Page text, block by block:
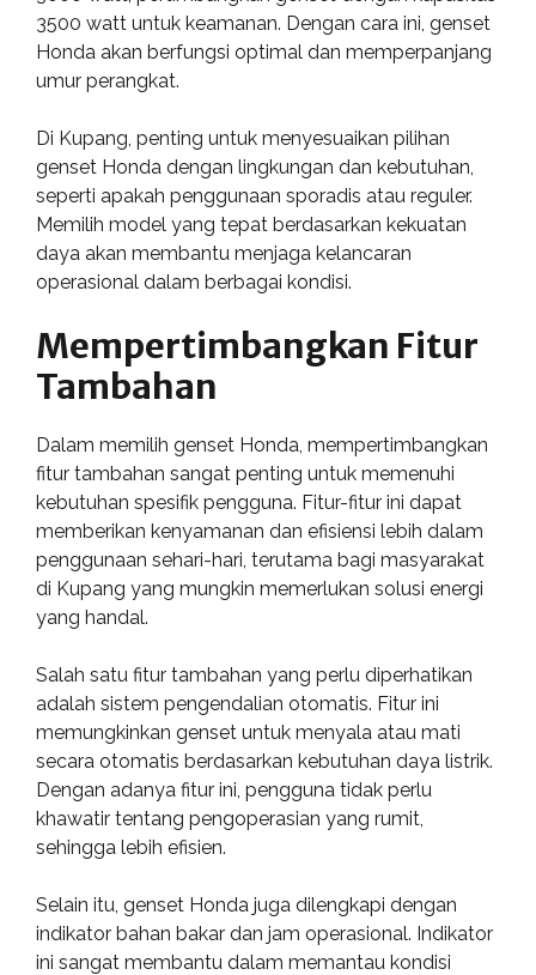
3500 watt untuk keamanan. Dengan cara ini, genset
Honda akan berfungsi optimal dan memperpanjang
umur perangkat.
Di Kupang, penting untuk menyesuaikan pilihan
genset Honda dengan lingkungan dan kebutuhan,
seperti apakah penggunaan sporadis atau reguler.
Memilih model yang tepat berdasarkan kekuatan
daya akan membantu menjaga kelancaran
operasional dalam berbagai kondisi.
Mempertimbangkan Fitur
Tambahan
Dalam memilih genset Honda, mempertimbangkan
fitur tambahan sangat penting untuk memenuhi
kebutuhan spesifik pengguna. Fitur-fitur ini dapat
memberikan kenyamanan dan efisiensi lebih dalam
penggunaan sehari-hari, terutama bagi masyarakat
di Kupang yang mungkin memerlukan solusi energi
yang handal.
Salah satu fitur tambahan yang perlu diperhatikan
adalah sistem pengendalian otomatis. Fitur ini
memungkinkan genset untuk menyala atau mati
secara otomatis berdasarkan kebutuhan daya listrik.
Dengan adanya fitur ini, pengguna tidak perlu
khawatir tentang pengoperasian yang rumit,
sehingga lebih efisien.
Selain itu, genset Honda juga dilengkapi dengan
indikator bahan bakar dan jam operasional. Indikator
ini sangat membantu dalam memantau kondisi